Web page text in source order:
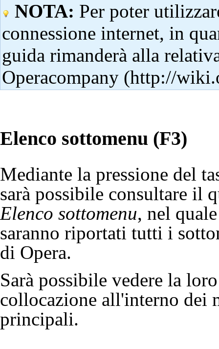
NOTA: Per poter
connessione internet, in
guida rimanderà alla
Operacompany
Elenco sottomenu (F3)
Mediante la pressione del
sarà possibile consultare il
Elenco sottomenu, nel quale
saranno riportati tutti i
di Opera.
Sarà possibile vedere la loro
collocazione all'interno dei
principali.